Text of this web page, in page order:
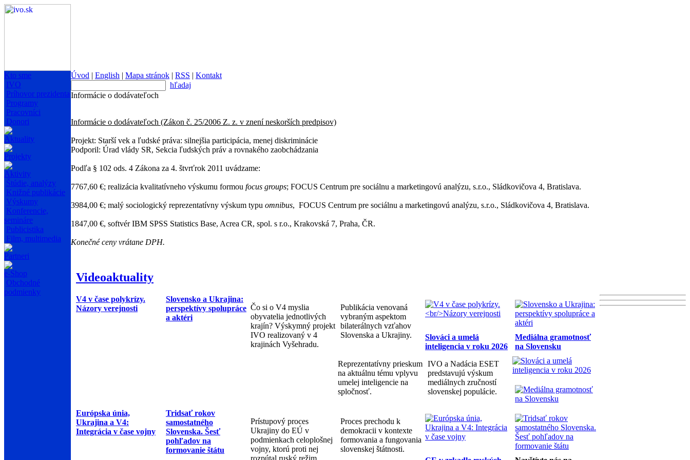
Kto sme
IVO
Príhovor prezidenta
Programy
Pracovníci
Donori
Aktuality
Projekty
Aktivity
Štúdie, analýzy
Knižné publikácie
Výskumy
Konferencie,
semináre
Publicistika
Film, multimedia
Partneri
e-Shop
Obchodné
podmienky
Úvod | English | Mapa stránok | RSS | Kontakt
hľadaj
Informácie o dodávateľoch
Informácie o dodávateľoch (Zákon č. 25/2006 Z. z. v znení neskorších predpisov)
Projekt: Starší vek a ľudské práva: silnejšia participácia, menej diskriminácie
Podporil: Úrad vlády SR, Sekcia ľudských práv a rovnakého zaobchádzania
Podľa § 102 ods. 4 Zákona za 4. štvrťrok 2011 uvádzame:
7767,60 €; realizácia kvalitatívneho výskumu formou focus groups; FOCUS Centrum pre sociálnu a marketingovú analýzu, s.r.o., Sládkovičova 4, Bratislava.
3984,00 €; malý sociologický reprezentatívny výskum typu omnibus, FOCUS Centrum pre sociálnu a marketingovú analýzu, s.r.o., Sládkovičova 4, Bratislava.
1847,00 €, softvér IBM SPSS Statistics Base, Acrea CR, spol. s r.o., Krakovská 7, Praha, ČR.
Konečné ceny vrátane DPH.
Videoaktuality
V4 v čase polykrízy.
Názory verejnosti
Slovensko a Ukrajina:
perspektívy spolupráce
a aktéri
Čo si o V4 myslia
obyvatelia jednotlivých
krajín? Výskymný projekt
IVO realizovaný v 4
krajinách Vyšehradu.
Publikácia venovaná
vybraným aspektom
bilaterálnych vzťahov
Slovenska a Ukrajiny.
Slováci a umelá
inteligencia v roku 2026
Mediálna gramotnosť
na Slovensku
Reprezentatívny prieskum
na aktuálnu tému vplyvu
umelej inteligencie na
spločnosť.
IVO a Nadácia ESET
predstavujú výskum
mediálnych zručností
slovenskej populácie.
Európska únia,
Ukrajina a V4:
Integrácia v čase vojny
Tridsať rokov
samostatného
Slovenska. Šesť
pohľadov na
formovanie štátu
Prístupový proces
Ukrajiny do EÚ v
podmienkach celoplošnej
vojny, ktorú proti nej
rozpútal ruský režim.
Proces prechodu k
demokracii v kontexte
formovania a fungovania
slovenskej štátnosti.